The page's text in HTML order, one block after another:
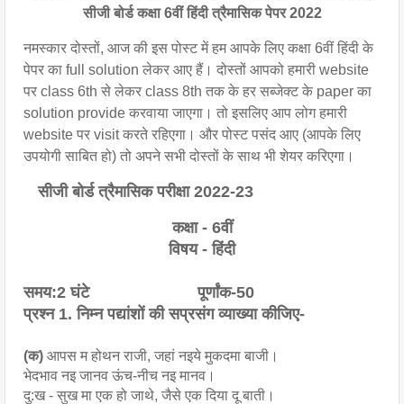
सीजी बोर्ड कक्षा 6वीं हिंदी त्रैमासिक पेपर 2022
नमस्कार दोस्तों, आज की इस पोस्ट में हम आपके लिए कक्षा 6वीं हिंदी के
पेपर का full solution लेकर आए हैं। दोस्तों आपको हमारी website
पर class 6th से लेकर class 8th तक के हर सब्जेक्ट के paper का
solution provide करवाया जाएगा। तो इसलिए आप लोग हमारी
website पर visit करते रहिएगा। और पोस्ट पसंद आए (आपके लिए
उपयोगी साबित हो) तो अपने सभी दोस्तों के साथ भी शेयर करिएगा।
सीजी बोर्ड त्रैमासिक परीक्षा 2022-23
कक्षा - 6वीं
विषय - हिंदी
प्रश्न 1. निम्न पद्यांशों की सप्रसंग व्याख्या कीजिए-
(क) आपस म होथन राजी, जहां नइये मुकदमा बाजी।
भेदभाव नइ जानव ऊंच-नीच नइ मानव।
दु:ख - सुख मा एक हो जाथे, जैसे एक दिया दू बाती।